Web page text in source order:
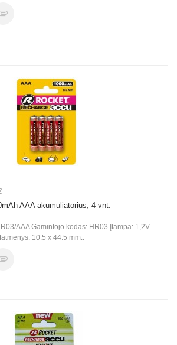
AAA akumuliatorius, 4 vnt.
AAA Gamintojo kodas: HR03 Įtampa: 1,2V
10.5 x 44.5 mm..